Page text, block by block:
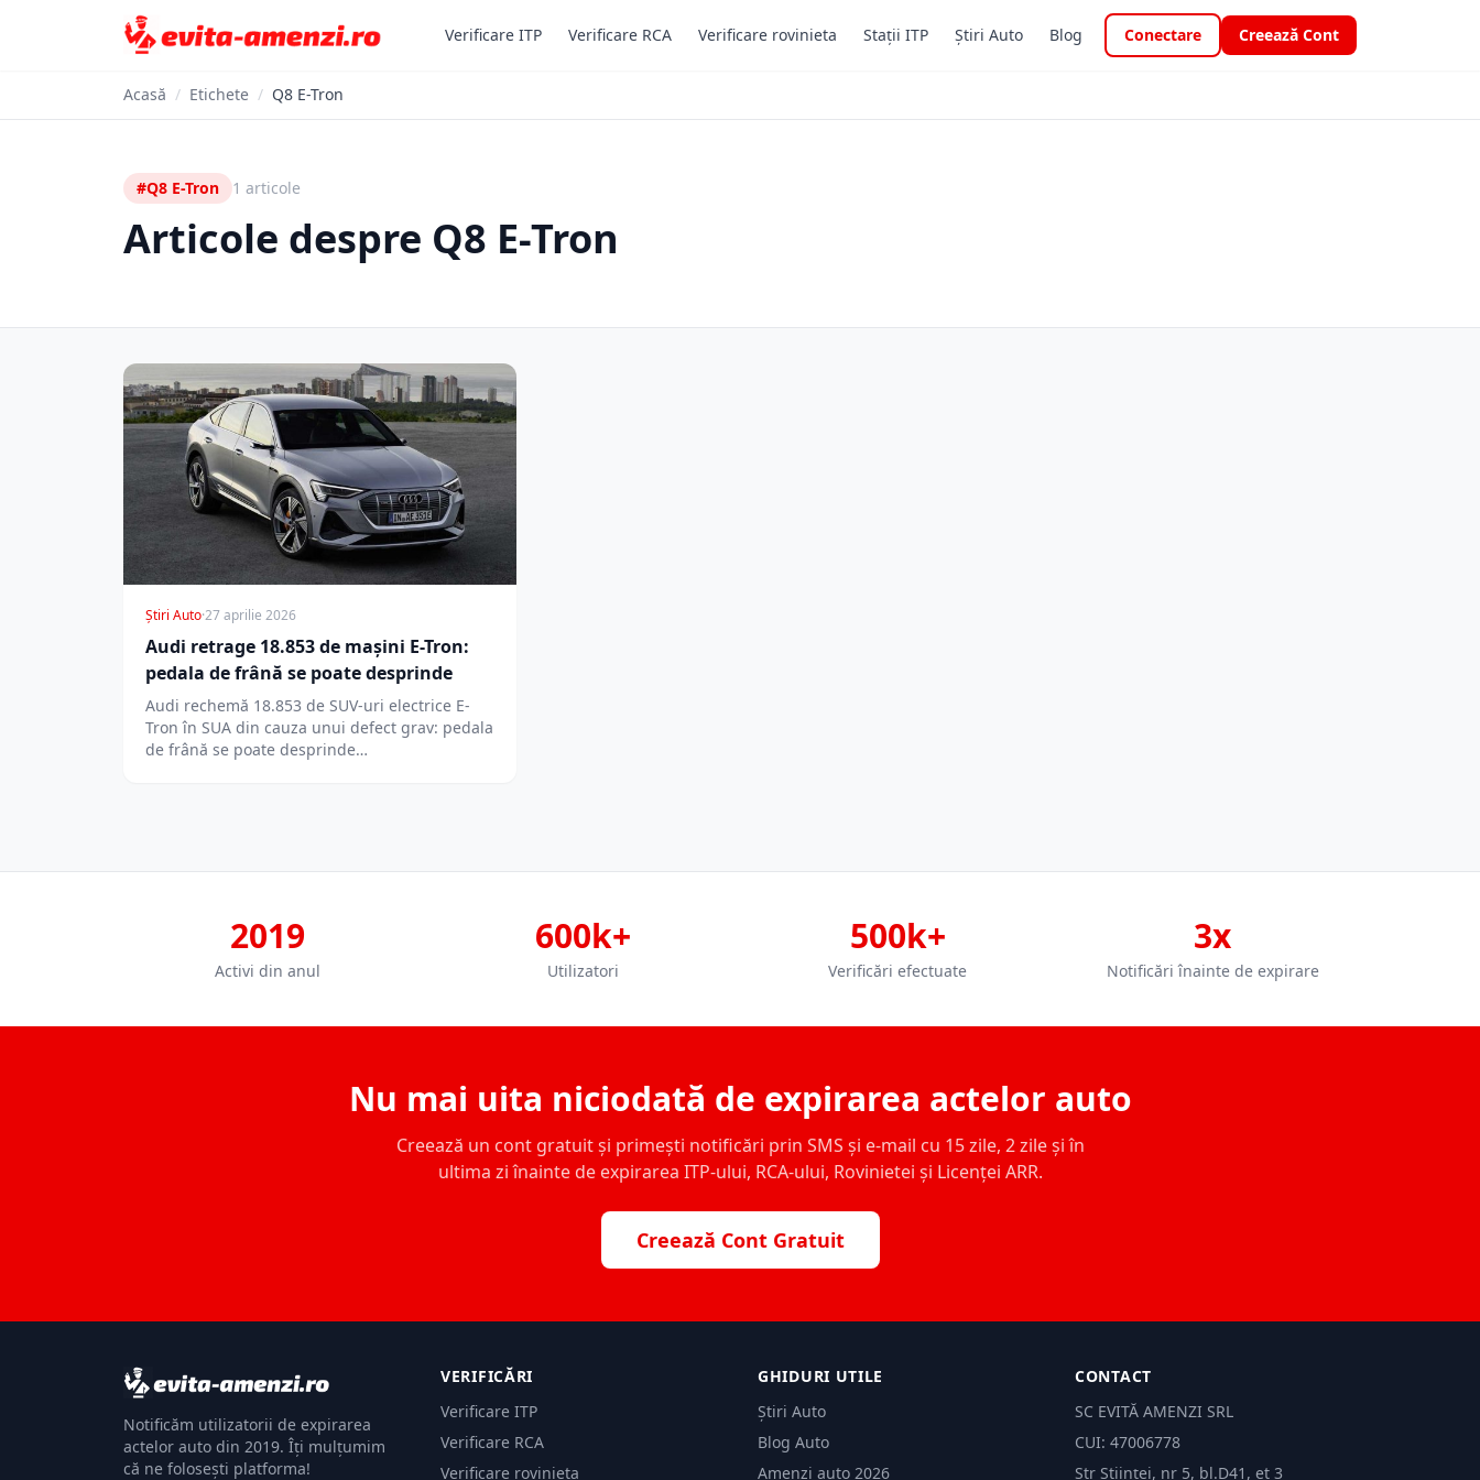
Verificare ITP Verificare RCA Verificare rovinieta Stații ITP Știri Auto Blog Conectare Creează Cont
Acasă / Etichete / Q8 E-Tron
#Q8 E-Tron 1 articole
Articole despre Q8 E-Tron
Știri Auto·27 aprilie 2026
Audi retrage 18.853 de mașini E-Tron:
pedala de frână se poate desprinde
Audi rechemă 18.853 de SUV-uri electrice E-
Tron în SUA din cauza unui defect grav: pedala
de frână se poate desprinde…
2019
Activi din anul
600k+
Utilizatori
500k+
Verificări efectuate
3x
Notificări înainte de expirare
Nu mai uita niciodată de expirarea actelor auto
Creează un cont gratuit și primești notificări prin SMS și e-mail cu 15 zile, 2 zile și în
ultima zi înainte de expirarea ITP-ului, RCA-ului, Rovinietei și Licenței ARR.
Creează Cont Gratuit
Notificăm utilizatorii de expirarea
actelor auto din 2019. Îți mulțumim
că ne folosești platforma!
VERIFICĂRI
Verificare ITP
Verificare RCA
Verificare rovinieta
GHIDURI UTILE
Știri Auto
Blog Auto
Amenzi auto 2026
CONTACT
SC EVITĂ AMENZI SRL
CUI: 47006778
Str Științei, nr 5, bl.D41, et 3